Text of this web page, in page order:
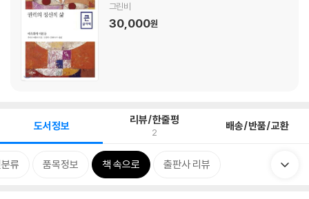
그린비
30,000원
도서정보 리뷰/한줄평
2 배송/반품/교환
류 품목정보 책 속으로 출판사 리뷰